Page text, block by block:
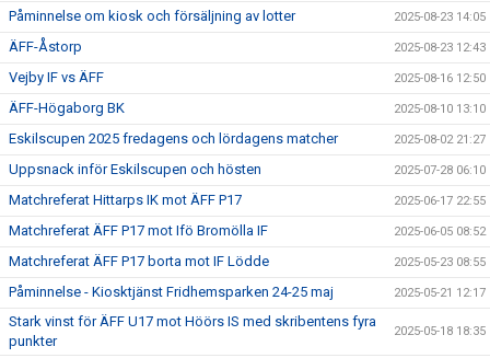
Påminnelse om kiosk och försäljning av lotter 2025-08-23 14:05
ÄFF-Åstorp 2025-08-23 12:43
Vejby IF vs ÄFF 2025-08-16 12:50
ÄFF-Högaborg BK 2025-08-10 13:10
Eskilscupen 2025 fredagens och lördagens matcher 2025-08-02 21:27
Uppsnack inför Eskilscupen och hösten 2025-07-28 06:10
Matchreferat Hittarps IK mot ÄFF P17 2025-06-17 22:55
Matchreferat ÄFF P17 mot Ifö Bromölla IF 2025-06-05 08:52
Matchreferat ÄFF P17 borta mot IF Lödde 2025-05-23 08:55
Påminnelse - Kiosktjänst Fridhemsparken 24-25 maj 2025-05-21 12:17
Stark vinst för ÄFF U17 mot Höörs IS med skribentens fyra
punkter
2025-05-18 18:35